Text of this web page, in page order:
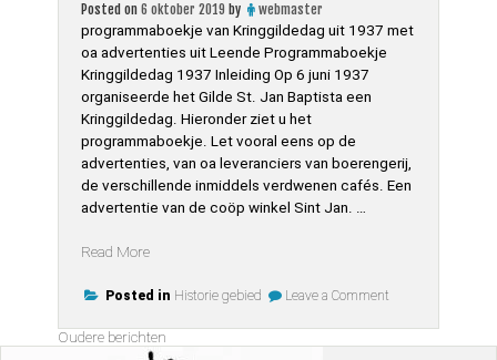
Posted on 6 oktober 2019 by
webmaster
programmaboekje van Kringgildedag uit 1937 met
oa advertenties uit Leende Programmaboekje
Kringgildedag 1937 Inleiding Op 6 juni 1937
organiseerde het Gilde St. Jan Baptista een
Kringgildedag. Hieronder ziet u het
programmaboekje. Let vooral eens op de
advertenties, van oa leveranciers van boerengerij,
de verschillende inmiddels verdwenen cafés. Een
advertentie van de coöp winkel Sint Jan. …
Read More“Strijp
de
in
Posted in Historie gebied Leave a Commenton
Berichtennavigatie
Oudere berichten